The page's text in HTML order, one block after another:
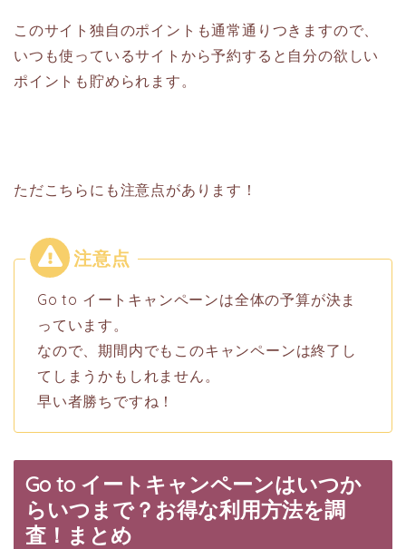
このサイト独自のポイントも通常通りつきますので、
いつも使っているサイトから予約すると自分の欲しい
ポイントも貯められます。
ただこちらにも注意点があります！
Go to イートキャンペーンは全体の予算が決ま
っています。
なので、期間内でもこのキャンペーンは終了し
てしまうかもしれません。
早い者勝ちですね！
Go to イートキャンペーンはいつか
らいつまで？お得な利用方法を調
査！まとめ